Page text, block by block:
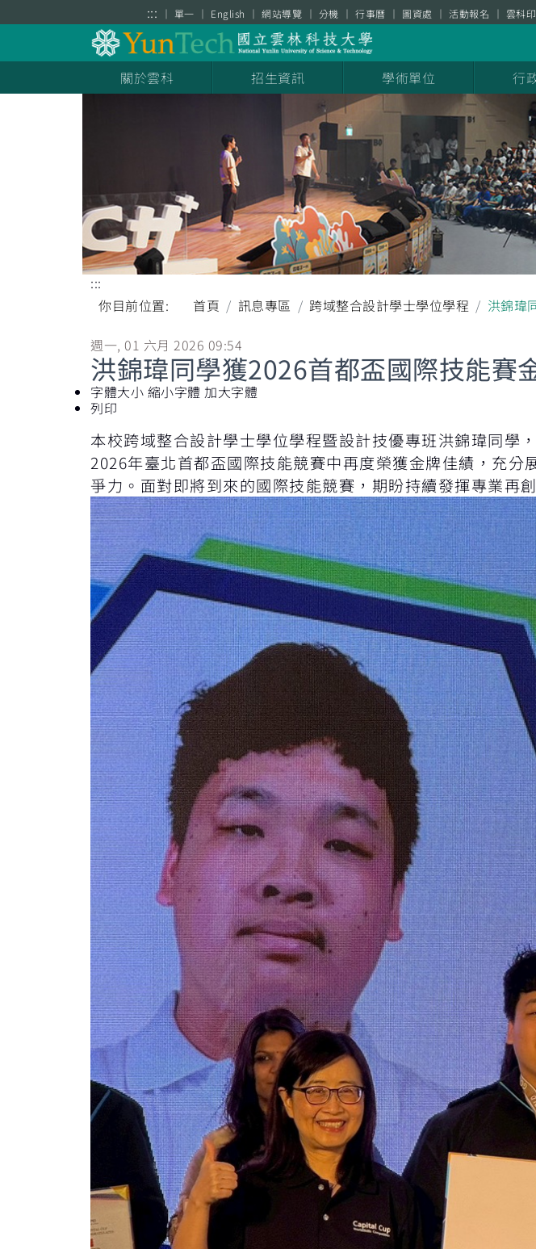
::: 單一 English 網站導覽 分機 行事曆 圖資處 活動報名 雲科
關於雲科 招生資訊 學術單位 行
:::
你目前位置:
首頁 訊息專區 跨域整合設計學士學位學程 洪錦瑋
週一, 01 六月 2026 09:54
洪錦瑋同學獲2026首都盃國際技能賽
字體大小 縮小字體 加大字體
列印
本校跨域整合設計學士學位學程暨設計技優專班洪錦瑋同學
2026年臺北首都盃國際技能競賽中再度榮獲金牌佳績，充
爭力。面對即將到來的國際技能競賽，期盼持續發揮專業再